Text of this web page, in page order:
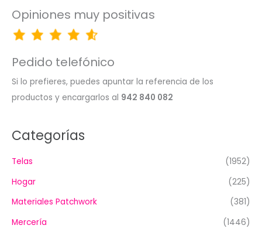
Opiniones muy positivas
Pedido telefónico
Si lo prefieres, puedes apuntar la referencia de los
productos y encargarlos al 942 840 082
Categorías
Telas
(1952)
Hogar
(225)
Materiales Patchwork
(381)
Mercería
(1446)